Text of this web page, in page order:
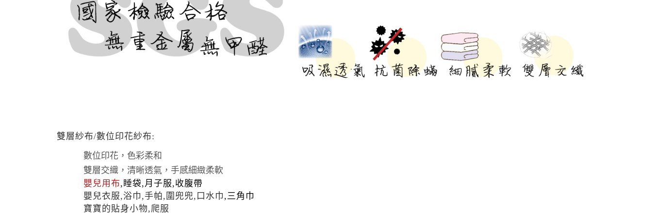
雙層紗布/數位印花紗布:
數位印花，色彩柔和
雙層交織，清晰透氣，手感細緻柔軟
嬰兒用布,睡袋,月子服,收腹帶
嬰兒衣服, 浴巾,手帕,圍兜兜,口水巾 , 三角巾
寶寶的貼身小物,爬服